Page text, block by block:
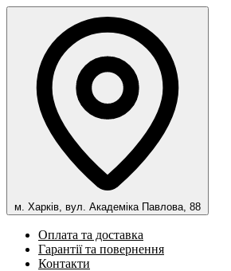
м. Харків, вул. Академіка Павлова, 88
Оплата та доставка
Гарантії та повернення
Контакти